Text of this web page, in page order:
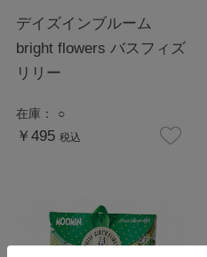
デイズインブルーム
bright flowers バスフィズ
リリー
在庫： ○
￥495 税込